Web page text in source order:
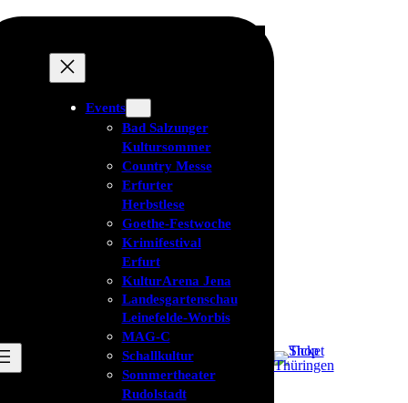
Events
Bad Salzunger
Kultursommer
Country Messe
Erfurter
Herbstlese
Goethe-Festwoche
Krimifestival
Erfurt
KulturArena Jena
Landesgartenschau
Leinefelde-Worbis
MAG-C
Schallkultur
Sommertheater
Rudolstadt